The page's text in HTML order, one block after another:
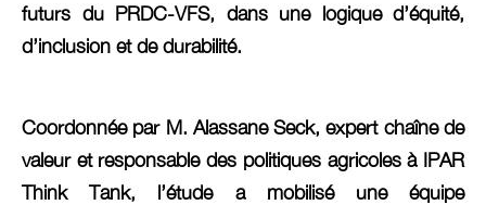
futurs du PRDC-VFS, dans une logique d’équité,
d’inclusion et de durabilité.
Coordonnée par M. Alassane Seck, expert chaîne de
valeur et responsable des politiques agricoles à IPAR
Think Tank, l’étude a mobilisé une équipe